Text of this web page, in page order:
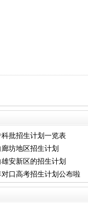
批招生计划一览表
坊地区招生计划
安新区的招生计划
口高考招生计划公布啦